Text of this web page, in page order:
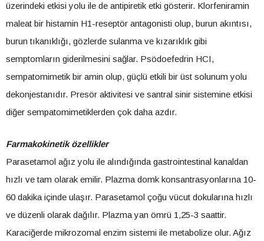
üzerindeki etkisi yolu ile de antipiretik etki gösterir. Klorfeniramin
maleat bir histamin H1-reseptör antagonisti olup, burun akıntısı,
burun tıkanıklığı, gözlerde sulanma ve kızarıklık gibi
semptomların giderilmesini sağlar. Psödoefedrin HCI,
sempatomimetik bir amin olup, güçlü etkili bir üst solunum yolu
dekonjestanıdır. Presör aktivitesi ve santral sinir sistemine etkisi
diğer sempatomimetiklerden çok daha azdır.
Farmakokinetik özellikler
Parasetamol ağız yolu ile alındığında gastrointestinal kanaldan
hızlı ve tam olarak emilir. Plazma domk konsantrasyonlarına 10-
60 dakika içinde ulaşır. Parasetamol çoğu vücut dokularına hızlı
ve düzenli olarak dağılır. Plazma yan ömrü 1,25-3 saattir.
Karaciğerde mikrozomal enzim sistemi ile metabolize olur. Ağız